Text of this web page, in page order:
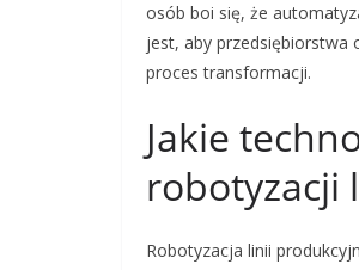
osób boi się, że
jest, aby przedsiębiorstwa
proces transformacji.
Jakie
robotyzacji
Robotyzacja linii